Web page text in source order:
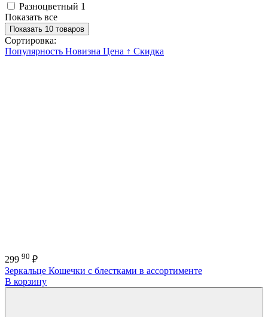
Разноцветный 1
Показать все
Показать 10 товаров
Сортировка:
Популярность Новизна Цена ↑ Скидка
299 90 ₽
Зеркальце Кошечки с блестками в ассортименте
В корзину